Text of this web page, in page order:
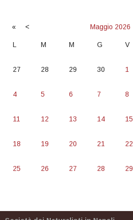
« < Maggio 2026
L M M G V
27 28 29 30 1
4 5 6 7 8
11 12 13 14 15
18 19 20 21 22
25 26 27 28 29